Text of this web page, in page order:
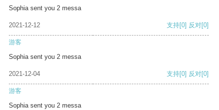
Sophia sent you 2 messa
2021-12-12 支持[0] 反对[0]
游客
Sophia sent you 2 messa
2021-12-04 支持[0] 反对[0]
游客
Sophia sent you 2 messa